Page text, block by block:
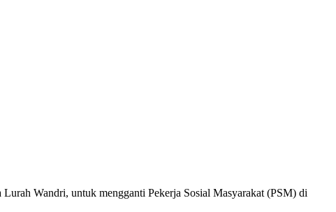
Wandri, untuk mengganti Pekerja Sosial Masyarakat (PSM) di